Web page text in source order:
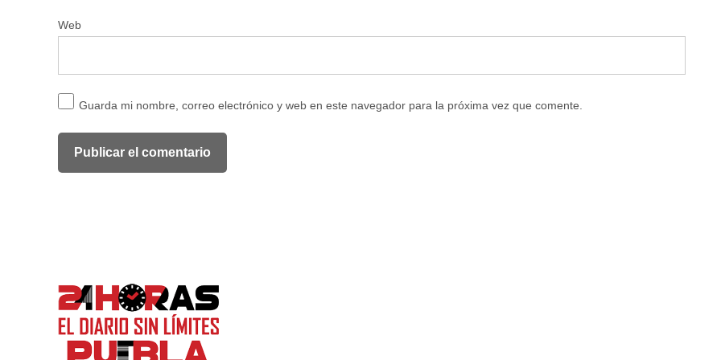
Web
Guarda mi nombre, correo electrónico y web en este navegador para la próxima vez que comente.